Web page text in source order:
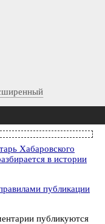
Хабаровского
в истории
публикации
публикуются